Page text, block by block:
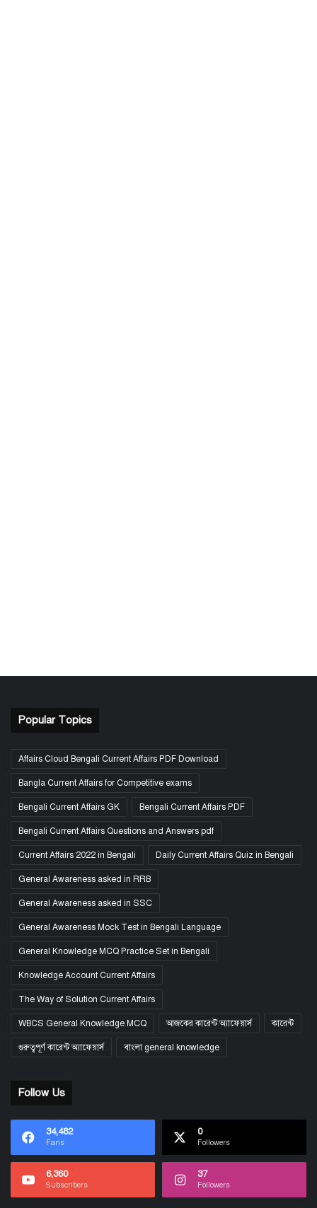
Popular Topics
Affairs Cloud Bengali Current Affairs PDF Download
Bangla Current Affairs for Competitive exams
Bengali Current Affairs GK Bengali Current Affairs PDF
Bengali Current Affairs Questions and Answers pdf
Current Affairs 2022 in Bengali Daily Current Affairs Quiz in Bengali
General Awareness asked in RRB
General Awareness asked in SSC
General Awareness Mock Test in Bengali Language
General Knowledge MCQ Practice Set in Bengali
Knowledge Account Current Affairs
The Way of Solution Current Affairs
WBCS General Knowledge MCQ আজকের কারেন্ট অ্যাফেয়ার্স কারেন্ট
গুরুত্বপূর্ণ কারেন্ট অ্যাফেয়ার্স বাংলা general knowledge
Follow Us
34,482
Fans
0
Followers
6,360
Subscribers
37
Followers